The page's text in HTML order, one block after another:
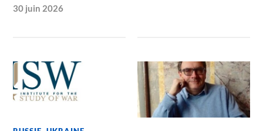
30 juin 2026